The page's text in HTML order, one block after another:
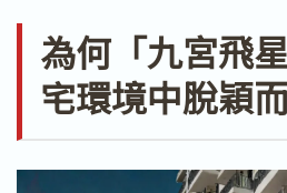
為何「九宮飛
宅環境中脫穎